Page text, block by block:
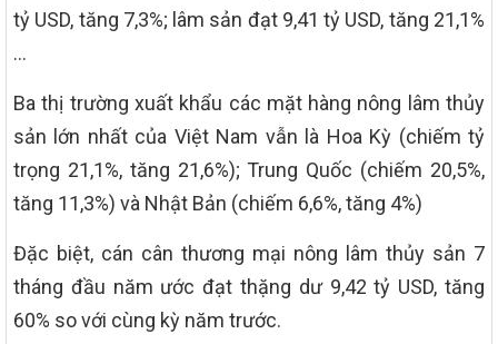
tỷ USD, tăng 7,3%; lâm sản đạt 9,41 tỷ USD, tăng 21,1%
…
Ba thị trường xuất khẩu các mặt hàng nông lâm thủy
sản lớn nhất của Việt Nam vẫn là Hoa Kỳ (chiếm tỷ
trọng 21,1%, tăng 21,6%); Trung Quốc (chiếm 20,5%,
tăng 11,3%) và Nhật Bản (chiếm 6,6%, tăng 4%)
Đặc biệt, cán cân thương mại nông lâm thủy sản 7
tháng đầu năm ước đạt thặng dư 9,42 tỷ USD, tăng
60% so với cùng kỳ năm trước.